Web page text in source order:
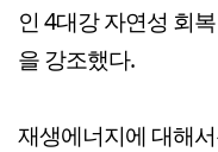
인 4대강 자연성 회
을 강조했다.
재생에너지에 대해